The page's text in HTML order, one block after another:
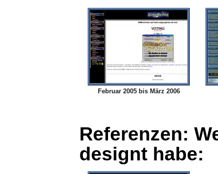
Februar 2005 bis März 2006
Referenzen:
designt habe: